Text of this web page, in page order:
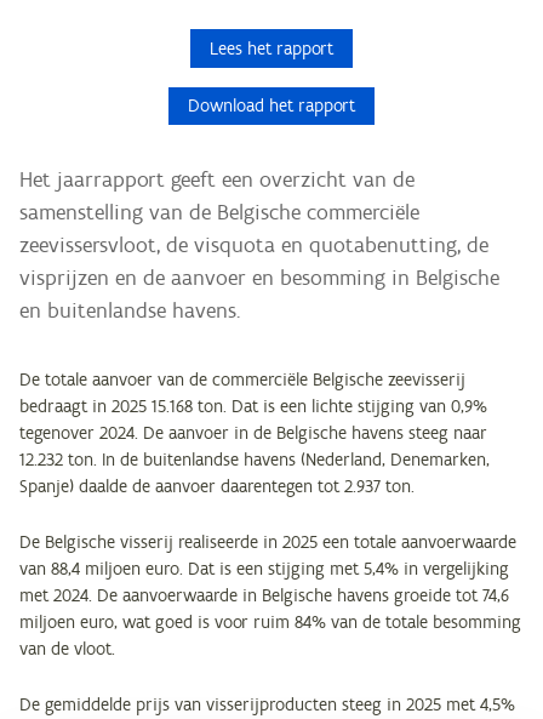
Lees het rapport
Download het rapport
Het jaarrapport geeft een overzicht van de
samenstelling van de Belgische commerciële
zeevissersvloot, de visquota en quotabenutting, de
visprijzen en de aanvoer en besomming in Belgische
en buitenlandse havens.
De totale aanvoer van de commerciële Belgische zeevisserij
bedraagt in 2025 15.168 ton. Dat is een lichte stijging van 0,9%
tegenover 2024. De aanvoer in de Belgische havens steeg naar
12.232 ton. In de buitenlandse havens (Nederland, Denemarken,
Spanje) daalde de aanvoer daarentegen tot 2.937 ton.
De Belgische visserij realiseerde in 2025 een totale aanvoerwaarde
van 88,4 miljoen euro. Dat is een stijging met 5,4% in vergelijking
met 2024. De aanvoerwaarde in Belgische havens groeide tot 74,6
miljoen euro, wat goed is voor ruim 84% van de totale besomming
van de vloot.
De gemiddelde prijs van visserijproducten steeg in 2025 met 4,5%